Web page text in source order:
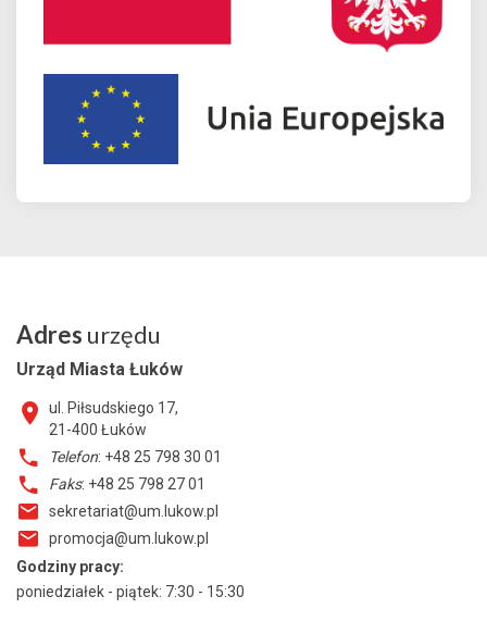
Adres urzędu
Urząd Miasta Łuków
ul. Piłsudskiego 17,
21-400 Łuków
Telefon: +48 25 798 30 01
Faks: +48 25 798 27 01
sekretariat@um.lukow.pl
promocja@um.lukow.pl
Godziny pracy:
poniedziałek - piątek: 7:30 - 15:30